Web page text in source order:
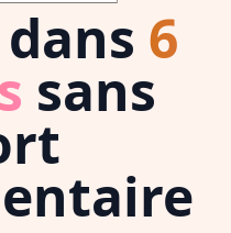
6
sans